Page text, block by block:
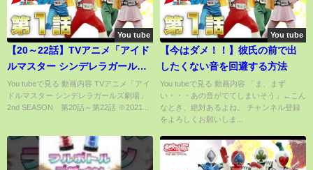
You tube
【20～22話】TVアニメ「アイド
ルマスター シンデレラガールズ
劇場」2nd SEASON【公式アニ
メ全話】【アイドルマスター】
You tubeで見る 動画内容 TVアニメ「アイ
ドルマスター シンデレラガールズ劇場」
2nd SEASON 第20話～第22話 ※2021...
You tube
【今はダメ！！】彼氏の前で出
したくない音を回避する方法
You tubeで見る 動画内容 「ま、まず
い・・・あの音がでてしまいそう」←こん
なとき、絶対あるよね。 チャンネル登録
をよろしくお願いしま...